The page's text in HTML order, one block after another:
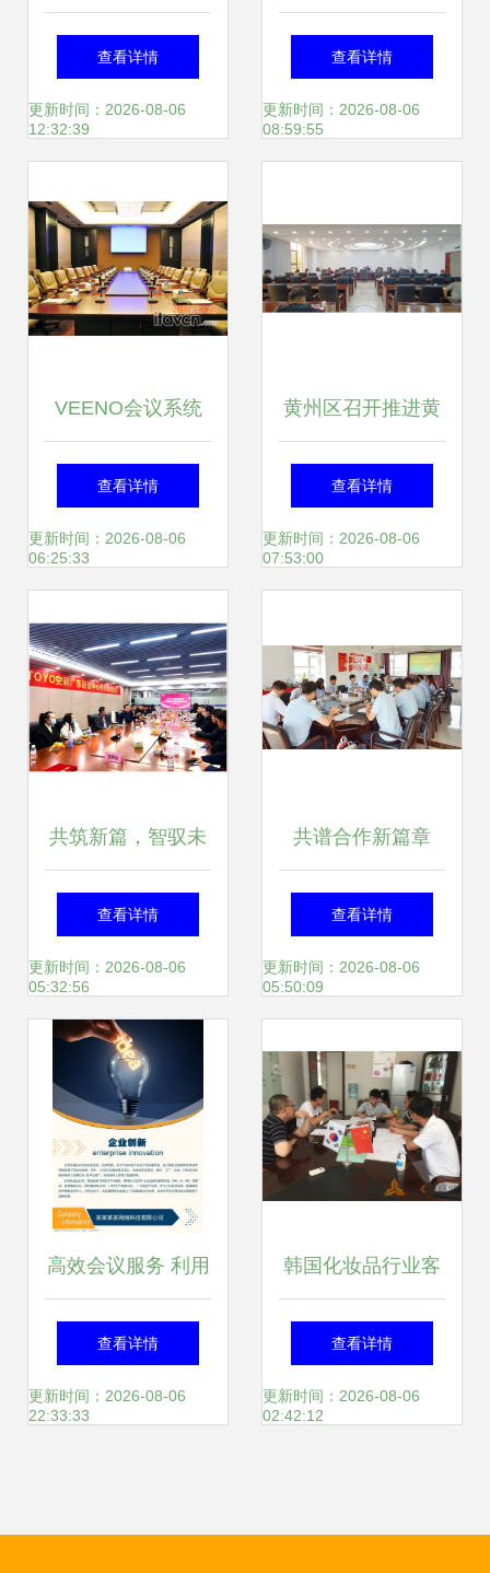
会议方案如何以AI
与服务赋能三大场
查看详情
更新时间：2026-08-06
12:32:39
落地的全流程解析
与成功案例分享
查看详情
更新时间：2026-08-06
08:59:55
VEENO会议系统
赋能抚顺友谊宾
馆，重塑会议服务
查看详情
更新时间：2026-08-06
06:25:33
黄州区召开推进黄
州品牌建设指挥部
第一次全体会议
查看详情
更新时间：2026-08-06
07:53:00
共筑新篇，智驭未
来——热烈祝贺
TOYO东洋空调广
东运营中心成立暨
会议服务圆满成功
查看详情
更新时间：2026-08-06
05:32:56
共谱合作新篇章
——丹东百特2023
年全球代理商大会
查看详情
更新时间：2026-08-06
05:50:09
高效会议服务 利用
灯泡排版素材提升
视觉体验
查看详情
更新时间：2026-08-06
22:33:33
韩国化妆品行业客
户来厂考察商洽 会
议服务与接待指南
查看详情
更新时间：2026-08-06
02:42:12